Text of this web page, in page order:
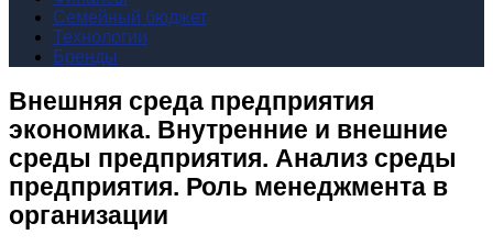
Семейный бюджет
Технологии
Бренды
Внешняя среда предприятия
экономика. Внутренние и внешние
среды предприятия. Анализ среды
предприятия. Роль менеджмента в
организации